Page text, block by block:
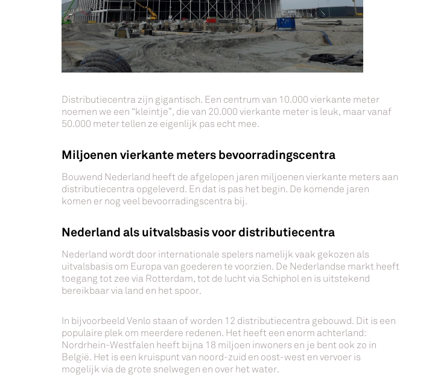
Distributiecentra zijn gigantisch. Een centrum van 10.000 vierkante meter
noemen we een “kleintje”, die van 20.000 vierkante meter is leuk, maar vanaf
50.000 meter tellen ze eigenlijk pas echt mee.
Miljoenen vierkante meters bevoorradingscentra
Bouwend Nederland heeft de afgelopen jaren miljoenen vierkante meters aan
distributiecentra opgeleverd. En dat is pas het begin. De komende jaren
komen er nog veel bevoorradingscentra bij.
Nederland als uitvalsbasis voor distributiecentra
Nederland wordt door internationale spelers namelijk vaak gekozen als
uitvalsbasis om Europa van goederen te voorzien. De Nederlandse markt heeft
toegang tot zee via Rotterdam, tot de lucht via Schiphol en is uitstekend
bereikbaar via land en het spoor.
In bijvoorbeeld Venlo staan of worden 12 distributiecentra gebouwd. Dit is een
populaire plek om meerdere redenen. Het heeft een enorm achterland:
Nordrhein-Westfalen heeft bijna 18 miljoen inwoners en je bent ook zo in
België. Het is een kruispunt van noord-zuid en oost-west en vervoer is
mogelijk via de grote snelwegen en over het water.